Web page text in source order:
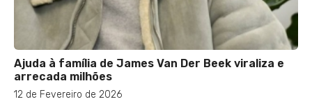
Ajuda à família de James Van Der Beek viraliza e
arrecada milhões
12 de Fevereiro de 2026